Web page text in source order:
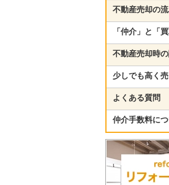
不動産売却の
「仲介」と「
不動産売却時
少しでも高く
よくある質問
仲介手数料に